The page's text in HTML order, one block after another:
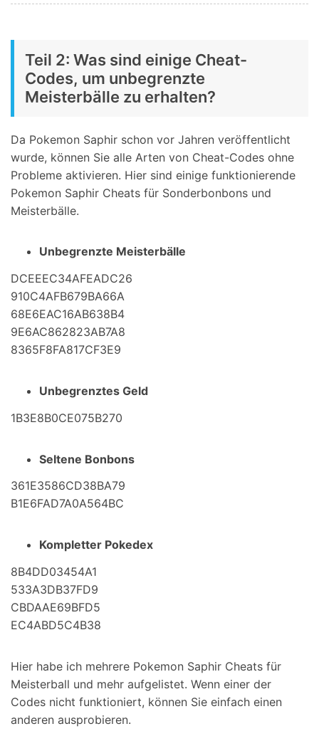
Teil 2: Was sind einige Cheat-
Codes, um unbegrenzte
Meisterbälle zu erhalten?
Da Pokemon Saphir schon vor Jahren veröffentlicht
wurde, können Sie alle Arten von Cheat-Codes ohne
Probleme aktivieren. Hier sind einige funktionierende
Pokemon Saphir Cheats für Sonderbonbons und
Meisterbälle.
Unbegrenzte Meisterbälle
DCEEEC34AFEADC26
910C4AFB679BA66A
68E6EAC16AB638B4
9E6AC862823AB7A8
8365F8FA817CF3E9
Unbegrenztes Geld
1B3E8B0CE075B270
Seltene Bonbons
361E3586CD38BA79
B1E6FAD7A0A564BC
Kompletter Pokedex
8B4DD03454A1
533A3DB37FD9
CBDAAE69BFD5
EC4ABD5C4B38
Hier habe ich mehrere Pokemon Saphir Cheats für
Meisterball und mehr aufgelistet. Wenn einer der
Codes nicht funktioniert, können Sie einfach einen
anderen ausprobieren.